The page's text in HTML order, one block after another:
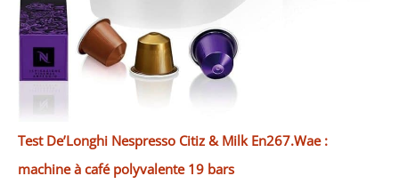
Test De’Longhi Nespresso Citiz & Milk En267.Wae :
machine à café polyvalente 19 bars